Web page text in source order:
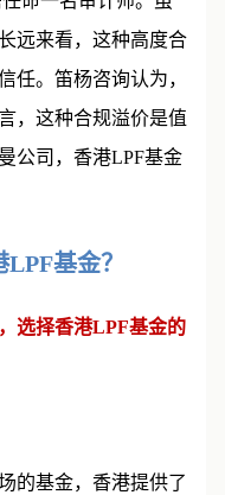
远来看，这种高度合
任。笛杨咨询认为，
，这种合规溢价是值
公司，香港LPF基金
基金？
选择香港LPF基金的
的基金，香港提供了